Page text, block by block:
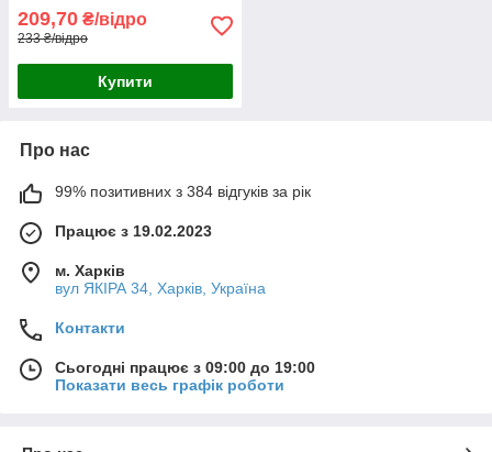
209,70 ₴/відро
233 ₴/відро
Купити
Про нас
99% позитивних з 384 відгуків за рік
Працює з 19.02.2023
м. Харків
вул ЯКІРА 34, Харків, Україна
Контакти
Сьогодні працює з 09:00 до 19:00
Показати весь графік роботи